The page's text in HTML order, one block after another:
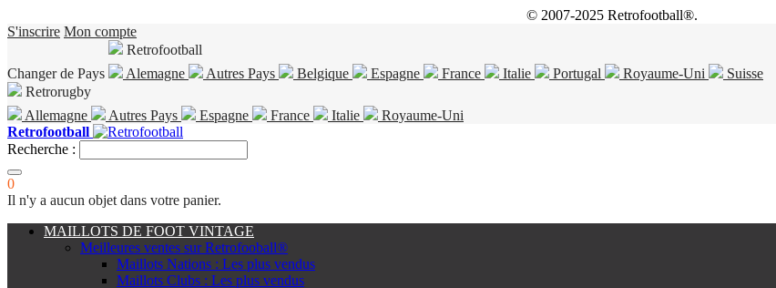
© 2007-2025 Retrofootball®.
S'inscrire Mon compte
Changer de Pays
Retrofootball
Alemagne
Autres Pays Belgique Espagne France Italie Portugal Royaume-Uni
Suisse
Retrorugby
Allemagne
Autres Pays Espagne France Italie
Royaume-Uni
Retrofootball
Recherche :
0
Il n'y a aucun objet dans votre panier.
MAILLOTS DE FOOT VINTAGE
Meilleures ventes sur Retrofooball®
Maillots Nations : Les plus vendus
Maillots Clubs : Les plus vendus